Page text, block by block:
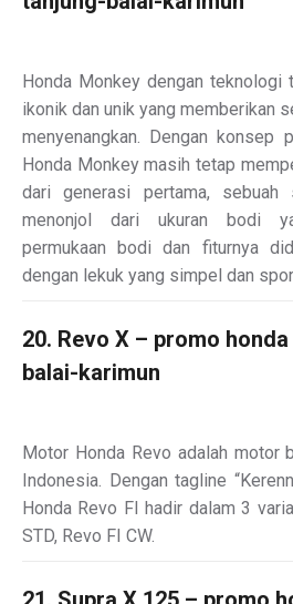
Honda Monkey dengan teknologi
ikonik dan unik yang memberikan
menyenangkan. Dengan konsep
Honda Monkey masih tetap
dari generasi pertama, sebuah
menonjol dari ukuran bodi
permukaan bodi dan fiturnya
dengan lekuk yang simpel dan
20. Revo X – promo
balai-karimun
Motor Honda Revo adalah motor
Indonesia. Dengan tagline
Honda Revo FI hadir dalam 3
STD, Revo FI CW.